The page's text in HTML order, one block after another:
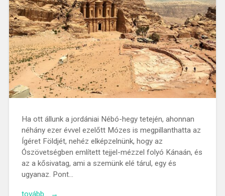
Ha ott állunk a jordániai Nébó-hegy tetején, ahonnan
néhány ezer évvel ezelőtt Mózes is megpillanthatta az
Ígéret Földjét, nehéz elképzelnünk, hogy az
Ószövetségben említett tejjel-mézzel folyó Kánaán, és
az a kősivatag, ami a szemünk elé tárul, egy és
ugyanaz. Pont…
tovább… →